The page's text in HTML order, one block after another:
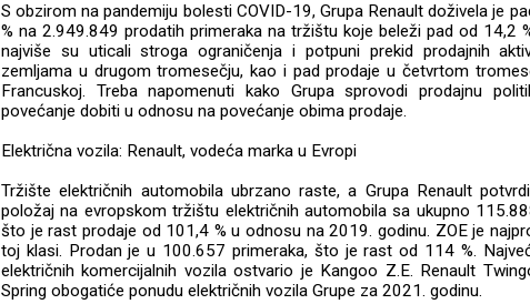
S obzirom na pandemiju bolesti COVID-19, Grupa Renault doživela je
% na 2.949.849 prodatih primeraka na tržištu koje beleži pad od 14,2
najviše su uticali stroga ograničenja i potpuni prekid prodajnih
zemljama u drugom tromesečju, kao i pad prodaje u četvrtom
Francuskoj. Treba napomenuti kako Grupa sprovodi prodajnu
povećanje dobiti u odnosu na povećanje obima prodaje.
Električna vozila: Renault, vodeća marka u Evropi
Tržište električnih automobila ubrzano raste, a Grupa Renault
položaj na evropskom tržištu električnih automobila sa ukupno
što je rast prodaje od 101,4 % u odnosu na 2019. godinu. ZOE je
toj klasi. Prodan je u 100.657 primeraka, što je rast od 114 %.
električnih komercijalnih vozila ostvario je Kangoo Z.E. Renault
Spring obogatiće ponudu električnih vozila Grupe za 2021. godinu.